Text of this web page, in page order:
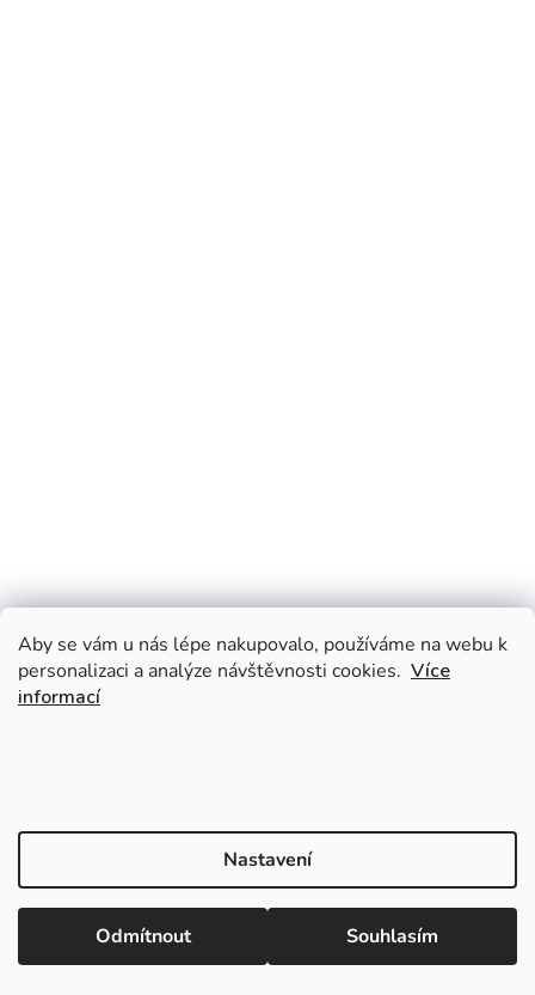
Aby se vám u nás lépe nakupovalo, používáme na webu k
personalizaci a analýze návštěvnosti cookies. Více
informací
Nastavení
Odmítnout Souhlasím